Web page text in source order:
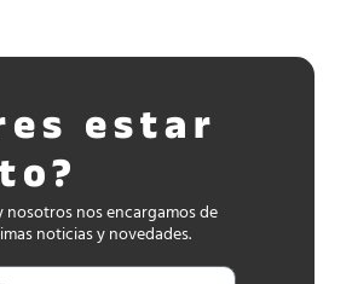
estar
nosotros nos encargamos de
noticias y novedades.